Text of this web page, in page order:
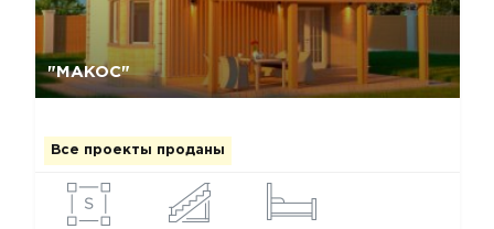
"МАКОС"
Все проекты проданы